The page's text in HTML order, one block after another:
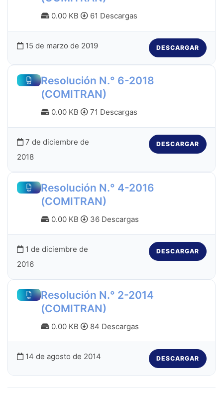
0.00 KB 61 Descargas
15 de marzo de 2019 DESCARGAR
Resolución N.° 6-2018
(COMITRAN)
0.00 KB 71 Descargas
7 de diciembre de
2018
DESCARGAR
Resolución N.° 4-2016
(COMITRAN)
0.00 KB 36 Descargas
1 de diciembre de
2016
DESCARGAR
Resolución N.° 2-2014
(COMITRAN)
0.00 KB 84 Descargas
14 de agosto de 2014 DESCARGAR